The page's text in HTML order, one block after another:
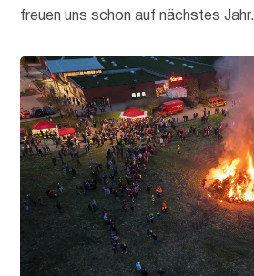
freuen uns schon auf nächstes Jahr.